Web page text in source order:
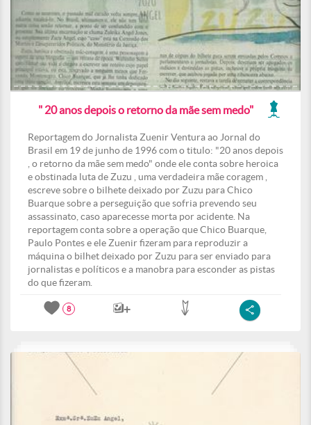
" 20 anos depois o retorno da mãe sem medo"
Reportagem do Jornalista Zuenir Ventura ao Jornal do
Brasil em 19 de junho de 1996 com o titulo: "20 anos depois
, o retorno da mãe sem medo" onde ele conta sobre heroica
e obstinada luta de Zuzu , uma verdadeira mãe coragem ,
escreve sobre o bilhete deixado por Zuzu para Chico
Buarque sobre a perseguição que sofria prevendo seu
assassinato, caso aparecesse morta por acidente. Na
reportagem conta sobre a operação que Chico Buarque,
Paulo Pontes e ele Zuenir fizeram para reproduzir a
máquina o bilhet deixado por Zuzu para ser enviado para
jornalistas e políticos e a manobra para esconder as pistas
do que fizeram.
8